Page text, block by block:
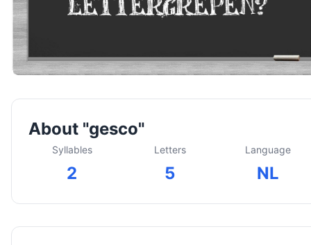
About "gesco"
Syllables
2
Letters
5
Language
NL